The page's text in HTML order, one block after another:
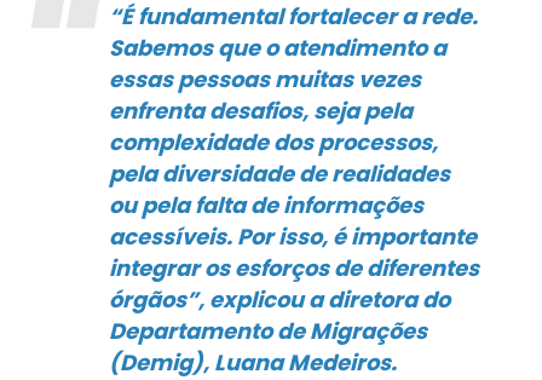
“É fundamental fortalecer a rede.
Sabemos que o atendimento a
essas pessoas muitas vezes
enfrenta desafios, seja pela
complexidade dos processos,
pela diversidade de realidades
ou pela falta de informações
acessíveis. Por isso, é importante
integrar os esforços de diferentes
órgãos”, explicou a diretora do
Departamento de Migrações
(Demig), Luana Medeiros.